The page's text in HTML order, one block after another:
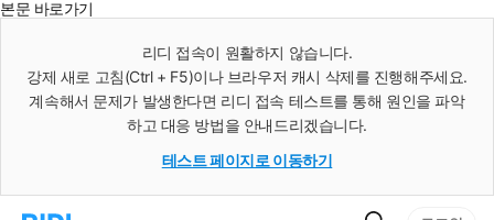
본문 바로가기
리디 접속이 원활하지 않습니다.
강제 새로 고침(Ctrl + F5)이나 브라우저 캐시 삭제를 진행해주세요.
계속해서 문제가 발생한다면 리디 접속 테스트를 통해 원인을 파악
하고 대응 방법을 안내드리겠습니다.
테스트 페이지로 이동하기
검